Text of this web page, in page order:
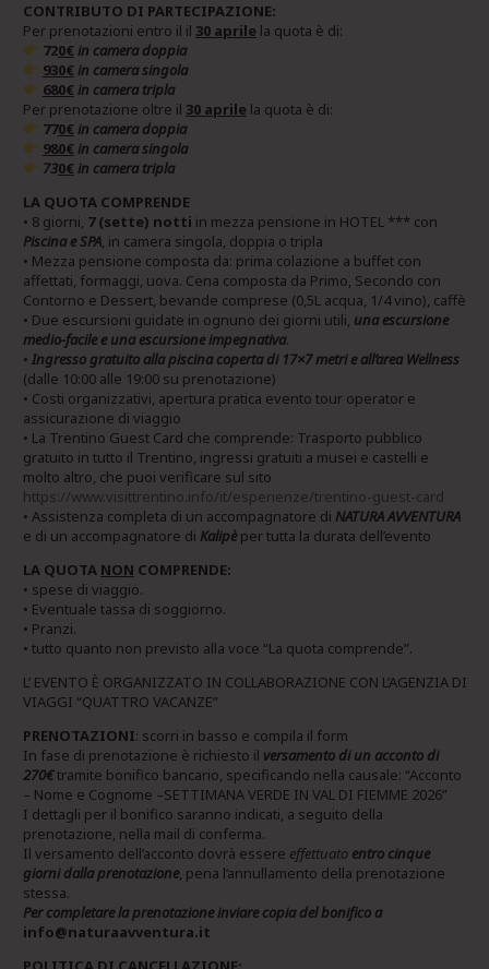
CONTRIBUTO DI PARTECIPAZIONE:
Per prenotazioni entro il il 30 aprile la quota è di:
720€ in camera doppia
930€ in camera singola
680€ in camera tripla
Per prenotazione oltre il 30 aprile la quota è di:
770€ in camera doppia
980€ in camera singola
730€ in camera tripla
LA QUOTA COMPRENDE
• 8 giorni, 7 (sette) notti in mezza pensione in HOTEL *** con
Piscina e SPA, in camera singola, doppia o tripla
• Mezza pensione composta da: prima colazione a buffet con
affettati, formaggi, uova. Cena composta da Primo, Secondo con
Contorno e Dessert, bevande comprese (0,5L acqua, 1/4 vino), caffè
• Due escursioni guidate in ognuno dei giorni utili, una escursione
medio-facile e una escursione impegnativa.
• Ingresso gratuito alla piscina coperta di 17×7 metri e all’area Wellness
(dalle 10:00 alle 19:00 su prenotazione)
• Costi organizzativi, apertura pratica evento tour operator e
assicurazione di viaggio
• La Trentino Guest Card che comprende: Trasporto pubblico
gratuito in tutto il Trentino, ingressi gratuiti a musei e castelli e
molto altro, che puoi verificare sul sito
https://www.visittrentino.info/it/esperienze/trentino-guest-card
• Assistenza completa di un accompagnatore di NATURA AVVENTURA
e di un accompagnatore di Kalipè per tutta la durata dell’evento
LA QUOTA NON COMPRENDE:
• spese di viaggio.
• Eventuale tassa di soggiorno.
• Pranzi.
• tutto quanto non previsto alla voce “La quota comprende”.
L’ EVENTO È ORGANIZZATO IN COLLABORAZIONE CON L’AGENZIA DI
VIAGGI “QUATTRO VACANZE”
PRENOTAZIONI: scorri in basso e compila il form
In fase di prenotazione è richiesto il versamento di un acconto di
270€tramite bonifico bancario, specificando nella causale: “Acconto
– Nome e Cognome –SETTIMANA VERDE IN VAL DI FIEMME 2026”
I dettagli per il bonifico saranno indicati, a seguito della
prenotazione, nella mail di conferma.
Il versamento dell’acconto dovrà essere effettuato entro cinque
giorni dalla prenotazione, pena l’annullamento della prenotazione
stessa.
Per completare la prenotazione inviare copia del bonifico a
info@naturaavventura.it